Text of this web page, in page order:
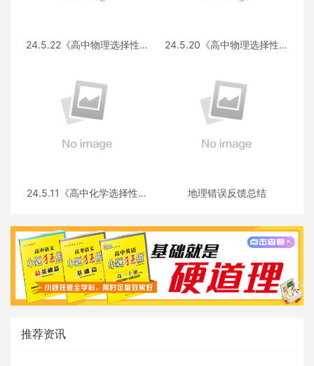
24.5.22《高中物理选择性必
24.5.20《高中物理选择性必
24.5.11《高中化学选择性必
地理错误反馈总结
推荐资讯